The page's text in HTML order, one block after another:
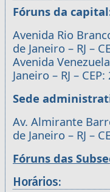
Fóruns da
Avenida Rio
de Janeiro – RJ –
Avenida
Janeiro – RJ –
Sede
Av. Almirante
de Janeiro – RJ –
Fóruns das
Horários: